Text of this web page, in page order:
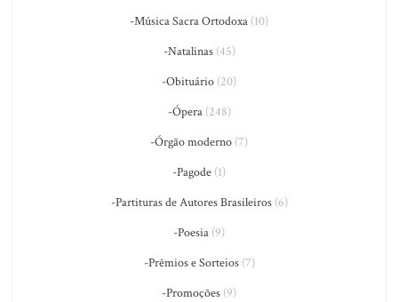
-Música Sacra Ortodoxa (10)
-Natalinas(45)
-Obituário (20)
-Ópera(248)
-Órgão moderno (7)
-Pagode (1)
-Partituras de Autores Brasileiros(6)
-Poesia (9)
-Prêmios e Sorteios(7)
-Promoções (9)